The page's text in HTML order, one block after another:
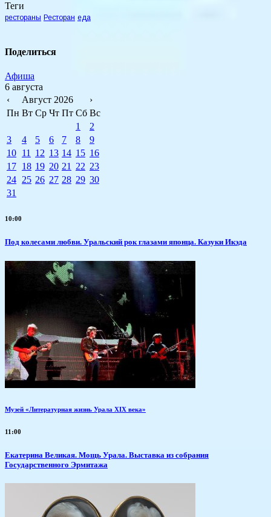
Теги
рестораны Ресторан еда
Поделиться
Афиша
6 августа
‹
Август 2026
›
Пн Вт Ср Чт Пт Сб Вс
1
2
3
4 5 6 7 8
9
10 11 12 13 14 15 16
17 18 19 20 21 22 23
24 25 26 27 28 29 30
31
10:00
Под колесами любви. Уральский рок глазами японца. Казуки Икэда
Музей «Литературная жизнь Урала XIX века»
11:00
​Екатерина Великая. Мощь Урала. Выставка из собрания
Государственного Эрмитажа